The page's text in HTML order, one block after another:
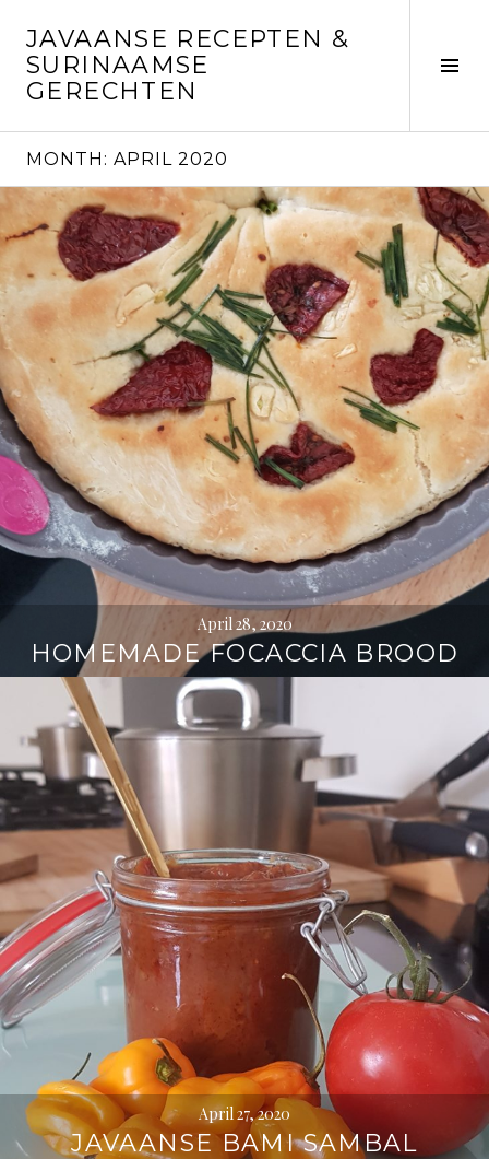
content
JAVAANSE RECEPTEN &
SURINAAMSE
GERECHTEN
MONTH: APRIL 2020
April 28, 2020
HOMEMADE FOCACCIA BROOD
April 27, 2020
JAVAANSE BAMI SAMBAL